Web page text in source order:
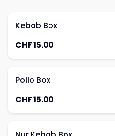
Kebab Box
CHF 15.00
Pollo Box
CHF 15.00